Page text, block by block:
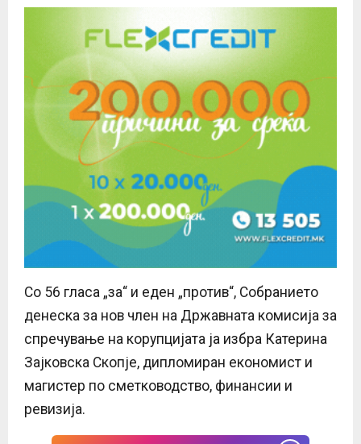
Со 56 гласа „за“ и еден „против“, Собранието
денеска за нов член на Државната комисија за
спречување на корупцијата ја избра Катерина
Зајковска Скопје, дипломиран економист и
магистер по сметководство, финансии и
ревизија.